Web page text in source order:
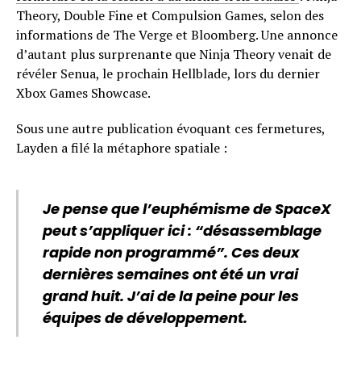
Theory, Double Fine et Compulsion Games, selon des
informations de The Verge et Bloomberg. Une annonce
d’autant plus surprenante que Ninja Theory venait de
révéler Senua, le prochain Hellblade, lors du dernier
Xbox Games Showcase.
Sous une autre publication évoquant ces fermetures,
Layden a filé la métaphore spatiale :
Je pense que l’euphémisme de SpaceX
peut s’appliquer ici : “désassemblage
rapide non programmé”. Ces deux
dernières semaines ont été un vrai
grand huit. J’ai de la peine pour les
équipes de développement.